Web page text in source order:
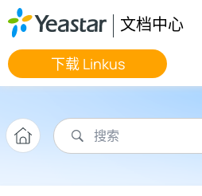
跳转到主要内容
文档中心
下载 Linkus